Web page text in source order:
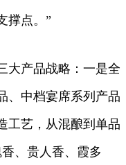
撑点。”
大产品战略：一是全
、中档宴席系列产品
工艺，从混酿到单品
、贵人香、霞多